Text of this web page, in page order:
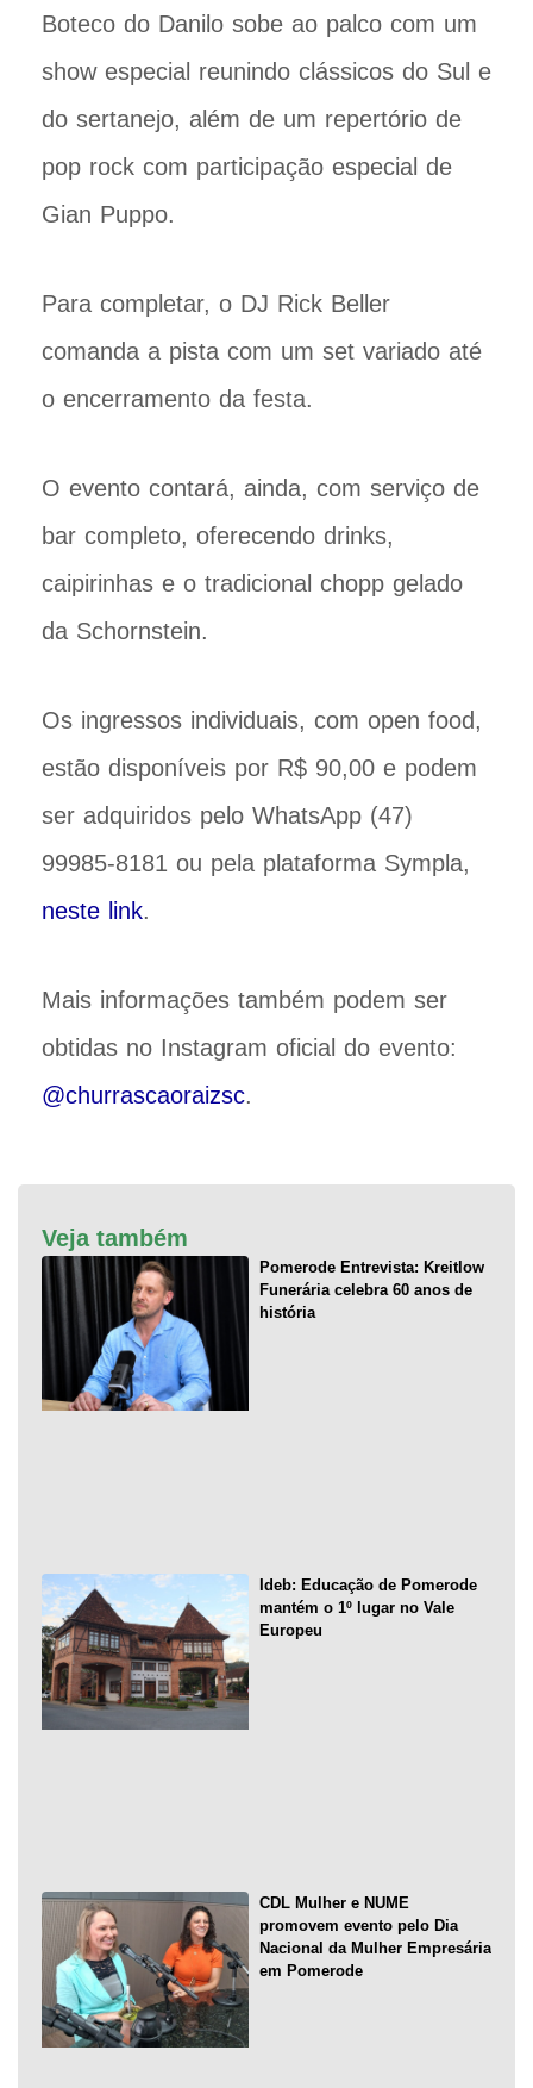
Boteco do Danilo sobe ao palco com um
show especial reunindo clássicos do Sul e
do sertanejo, além de um repertório de
pop rock com participação especial de
Gian Puppo.
Para completar, o DJ Rick Beller
comanda a pista com um set variado até
o encerramento da festa.
O evento contará, ainda, com serviço de
bar completo, oferecendo drinks,
caipirinhas e o tradicional chopp gelado
da Schornstein.
Os ingressos individuais, com open food,
estão disponíveis por R$ 90,00 e podem
ser adquiridos pelo WhatsApp (47)
99985-8181 ou pela plataforma Sympla,
neste link.
Mais informações também podem ser
obtidas no Instagram oficial do evento:
@churrascaoraizsc.
Veja também
Pomerode Entrevista: Kreitlow
Funerária celebra 60 anos de
história
Ideb: Educação de Pomerode
mantém o 1º lugar no Vale
Europeu
CDL Mulher e NUME
promovem evento pelo Dia
Nacional da Mulher Empresária
em Pomerode